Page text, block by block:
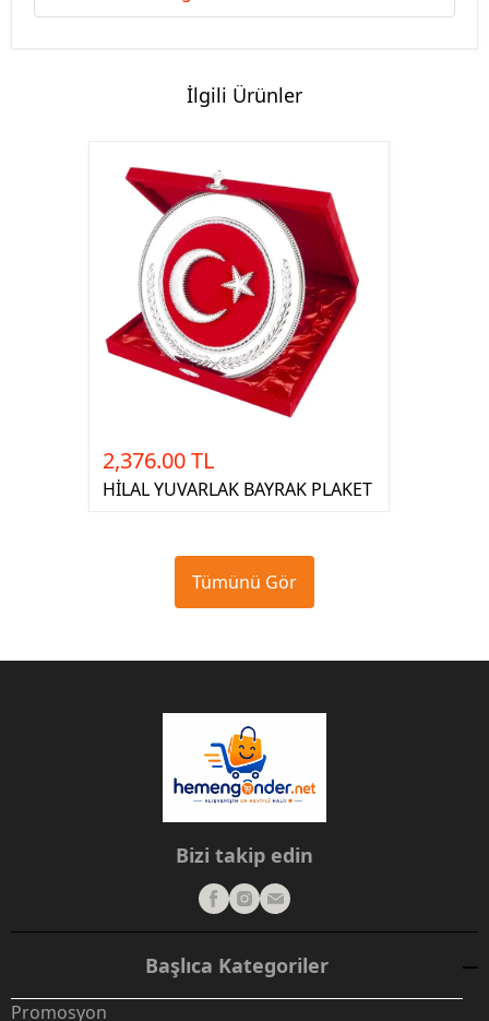
İlgili Ürünler
2,376.00 TL
HİLAL YUVARLAK BAYRAK PLAKET
Tümünü Gör
Bizi takip edin
Başlıca Kategoriler
Promosyon